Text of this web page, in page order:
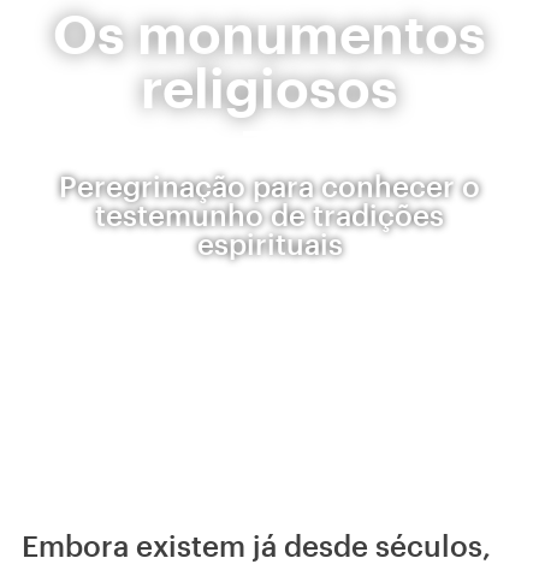
Os monumentos
religiosos
Peregrinação para conhecer o
testemunho de tradições
espirituais
Embora existem já desde séculos,